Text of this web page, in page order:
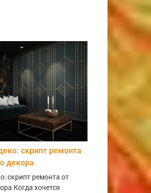
скрипт ремонта
декора
скрипт ремонта от
Когда хочется